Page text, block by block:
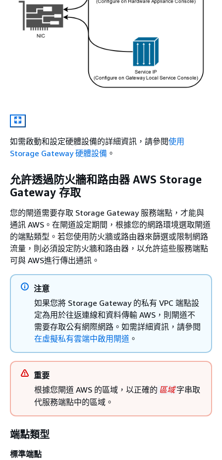
如需啟動和設定硬體設備的詳細資訊，請參閱使用
Storage Gateway 硬體設備 。
允許透過防火牆和路由器 AWS Storage
Gateway 存取
您的閘道需要存取 Storage Gateway 服務端點，才能與
通訊 AWS。在閘道設定期間，根據您的網路環境選取閘道
的端點類型。若您使用防火牆或路由器來篩選或限制網路
流量，則必須設定防火牆和路由器，以允許這些服務端點
可與 AWS進行傳出通訊。
注意
如果您將 Storage Gateway 的私有 VPC 端點設
定為用於往返連線和資料傳輸 AWS，則閘道不
需要存取公有網際網路。如需詳細資訊，請參閱
在虛擬私有雲端中啟用閘道 。
重要
根據您閘道 AWS 的區域，以正確的 區域 字串取
代服務端點中的區域。
端點類型
標準端點